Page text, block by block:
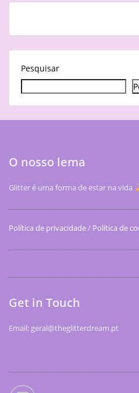
Pesquisar
O nosso lema
Glitter é uma forma de estar na vida
Política de privacidade/ Política de
Get in Touch
Email: geral@theglitterdream.pt